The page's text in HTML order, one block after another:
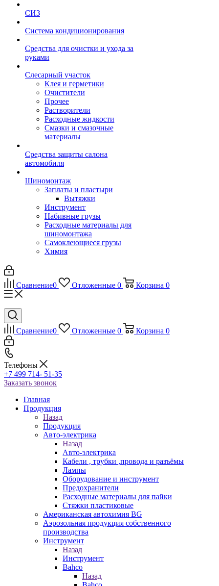
СИЗ
Система кондиционирования
Средства для очистки и ухода за
руками
Слесарный участок
Клея и герметики
Очистители
Прочее
Растворители
Расходные жидкости
Смазки и смазочные
материалы
Средства защиты салона
автомобиля
Шиномонтаж
Заплаты и пластыри
Вытяжки
Инструмент
Набивные грузы
Расходные материалы для
шиномонтажа
Самоклеющиеся грузы
Химия
Сравнение0 Отложенные 0 Корзина 0
Сравнение0 Отложенные 0 Корзина 0
Телефоны
+7 499 714- 51-35
Заказать звонок
Главная
Продукция
Назад
Продукция
Авто-электрика
Назад
Авто-электрика
Кабели , трубки ,провода и разъёмы
Лампы
Оборудование и инструмент
Предохранители
Расходные материалы для пайки
Стяжки пластиковые
Американская автохимия BG
Аэрозольная продукция собственного
производства
Инструмент
Назад
Инструмент
Bahco
Назад